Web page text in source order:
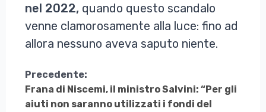
nel 2022, quando questo scandalo
venne clamorosamente alla luce: fino ad
allora nessuno aveva saputo niente.
Continua
a
Precedente:
Frana di Niscemi, il ministro Salvini: “Per gli
aiuti non saranno utilizzati i fondi del